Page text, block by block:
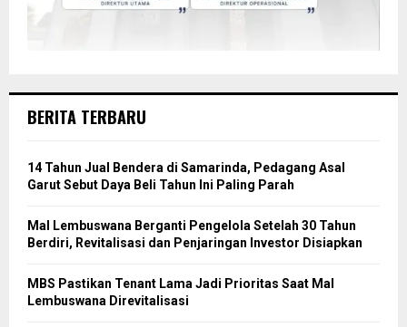
BERITA TERBARU
14 Tahun Jual Bendera di Samarinda, Pedagang Asal
Garut Sebut Daya Beli Tahun Ini Paling Parah
Mal Lembuswana Berganti Pengelola Setelah 30 Tahun
Berdiri, Revitalisasi dan Penjaringan Investor Disiapkan
MBS Pastikan Tenant Lama Jadi Prioritas Saat Mal
Lembuswana Direvitalisasi